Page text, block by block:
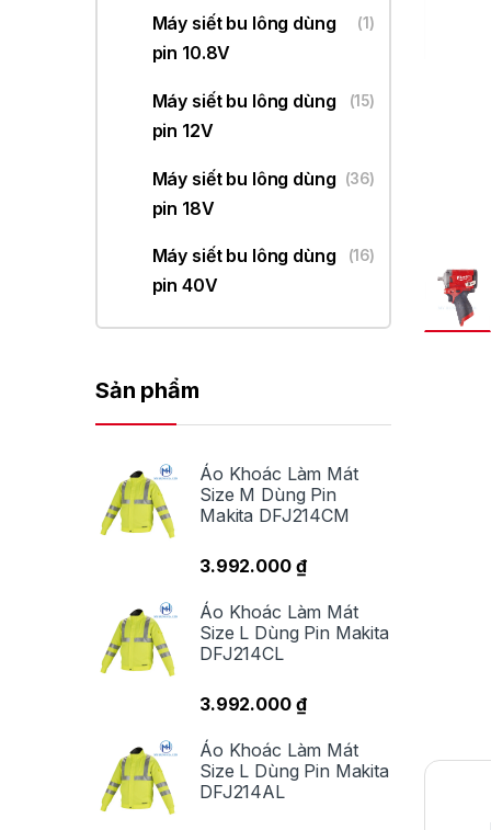
Máy siết bu lông dùng
pin 10.8V
(1)
Máy siết bu lông dùng
pin 12V
(15)
Máy siết bu lông dùng
pin 18V
(36)
Máy siết bu lông dùng
pin 40V
(16)
Sản phẩm
Áo Khoác Làm Mát
Size M Dùng Pin
Makita DFJ214CM
3.992.000 ₫
Áo Khoác Làm Mát
Size L Dùng Pin Makita
DFJ214CL
3.992.000 ₫
Áo Khoác Làm Mát
Size L Dùng Pin Makita
DFJ214AL